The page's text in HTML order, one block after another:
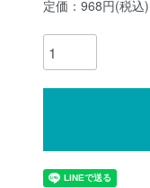
定価：968円(税込)